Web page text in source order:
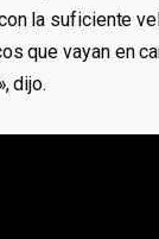
la suficiente
que vayan en
dijo.